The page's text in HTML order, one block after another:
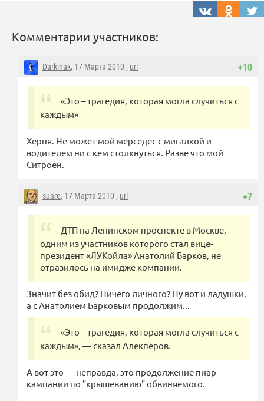
Комментарии участников:
+10
Darkinak, 17 Марта 2010 , url
«Это – трагедия, которая могла случиться с
каждым»
Херня. Не может мой мерседес с мигалкой и
водителем ни с кем столкнуться. Разве что мой
Ситроен.
+7
suare, 17 Марта 2010 , url
ДТП на Ленинском проспекте в Москве,
одним из участников которого стал вице-
президент «ЛУКойла» Анатолий Барков, не
отразилось на имидже компании.
Значит без обид? Ничего личного? Ну вот и ладушки,
а с Анатолием Барковым продолжим...
«Это – трагедия, которая могла случиться с
каждым», — сказал Алекперов.
А вот это — неправда, это продолжение пиар-
кампании по "крышеванию" обвиняемого.